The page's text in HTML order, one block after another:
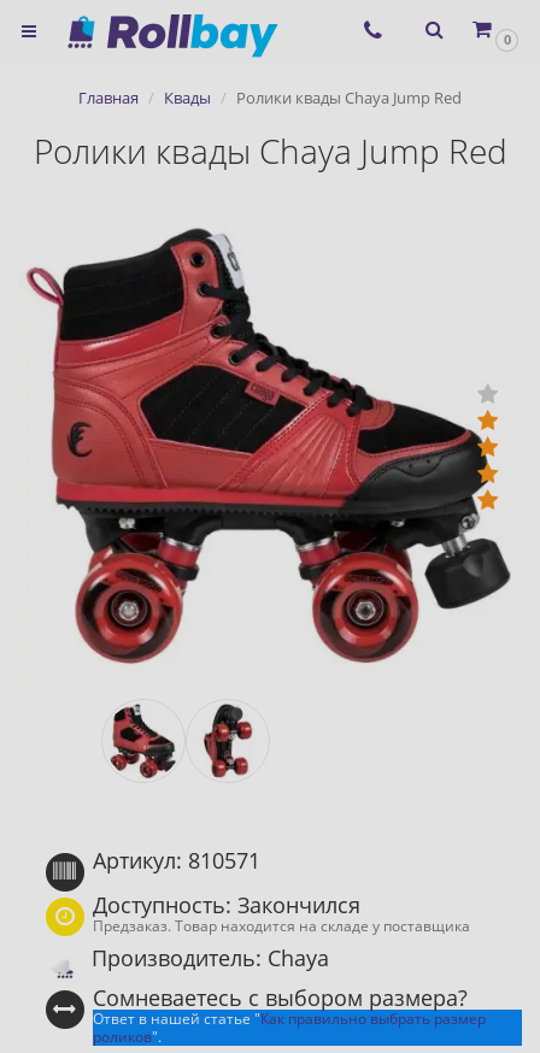
0
Главная Квады Ролики квады Chaya Jump Red
Ролики квады Chaya Jump Red
Артикул: 810571
Доступность: Закончился
Предзаказ. Товар находится на складе у поставщика
Производитель: Chaya
Сомневаетесь с выбором размера?
Ответ в нашей статье "Как правильно выбрать размер
роликов".
×
сервиса ЯНДЕКС.МЕТРИКА и
файлов cookie